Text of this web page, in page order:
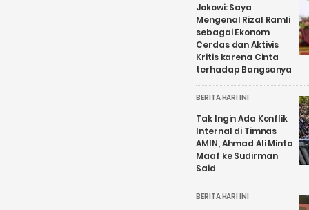
Jokowi: Saya
Mengenal Rizal Ramli
sebagai Ekonom
Cerdas dan Aktivis
Kritis karena Cinta
terhadap Bangsanya
BERITA HARI INI
Tak Ingin Ada Konflik
Internal di Timnas
AMIN, Ahmad Ali Minta
Maaf ke Sudirman
Said
BERITA HARI INI